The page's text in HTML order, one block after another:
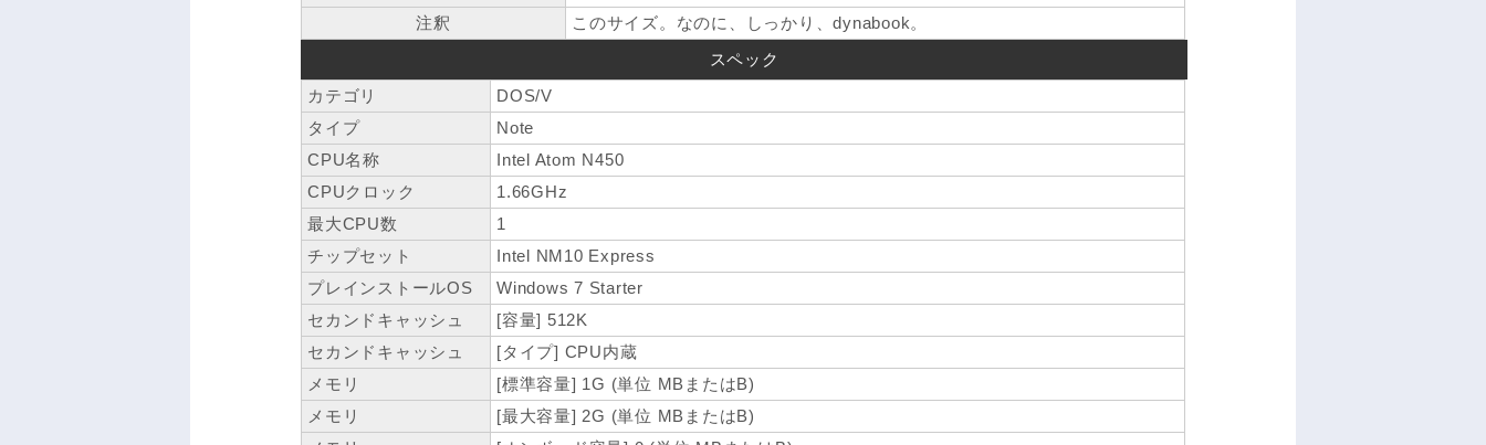
注釈
このサイズ。なのに、しっかり、dynabook。
スペック
カテゴリ
DOS/V
タイプ
Note
CPU名称
Intel Atom N450
CPUクロック
1.66GHz
最大CPU数
1
チップセット
Intel NM10 Express
プレインストールOS
Windows 7 Starter
セカンドキャッシュ
[容量] 512K
セカンドキャッシュ
[タイプ] CPU内蔵
メモリ
[標準容量] 1G (単位 MBまたはB)
メモリ
[最大容量] 2G (単位 MBまたはB)